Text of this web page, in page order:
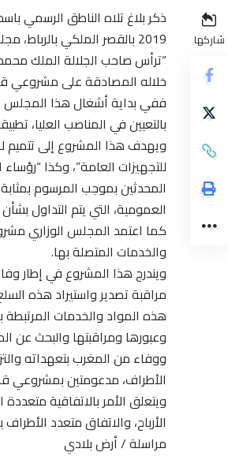
شاركها
2019 بالقصر الملكي بالرباط، مجلسا وزاريا. وفي ما يلي نص البلاغ:
خلاله المصادقة على مشروعي
ففي بداية أشغال هذا المجلس
بالتعيين في المناصب العليا، تطبيقا لأحكام
ويهدف هذا المشروع إلى تتميم
للتجهيزات العامة”، وكذا “رؤساء
المحدثين بموجب المرسوم بمثابة
العمومية، التي يتم التداول
كما اعتمد المجلس الوزاري
والخدمات المتصلة بها.
ويندرج هذا المشروع في إطار
مراقبة تصدير واستيراد هذه
هذه المواد والخدمات المرتبطة
وعبورها ومراقبتها والبحث عن
ووفاء من المغرب بتعهداته
الأطراف، مدعومتين بمشروعي
ويتعلق الأمر بالاتفاقية
الأرباح، والاتفاق متعدد
مراسلة / أرض بلادي